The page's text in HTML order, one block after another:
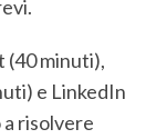
(40 minuti),
e LinkedIn
risolvere